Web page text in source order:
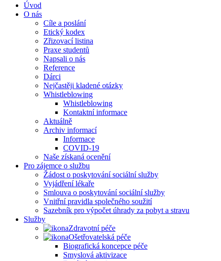
Úvod
O nás
Cíle a poslání
Etický kodex
Zřizovací listina
Praxe studentů
Napsali o nás
Reference
Dárci
Nejčastěji kladené otázky
Whistleblowing
Whistleblowing
Kontaktní informace
Aktuálně
Archiv informací
Informace
COVID-19
Naše získaná ocenění
Pro zájemce o službu
Žádost o poskytování sociální služby
Vyjádření lékaře
Smlouva o poskytování sociální služby
Vnitřní pravidla společného soužití
Sazebník pro výpočet úhrady za pobyt a stravu
Služby
Zdravotní péče
Ošetřovatelská péče
Biografická koncepce péče
Smyslová aktivizace